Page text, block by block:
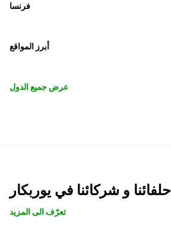
فرنسا
أبرز المواقع
عرض جميع الدول
حلفائنا و شركائنا في يوربكار
تعرّف الى المزيد